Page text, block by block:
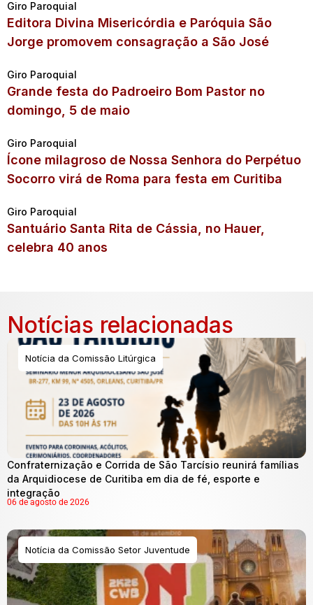
Giro Paroquial
Editora Divina Misericórdia e Paróquia São
Jorge promovem consagração a São José
Giro Paroquial
Grande festa do Padroeiro Bom Pastor no
domingo, 5 de maio
Giro Paroquial
Ícone milagroso de Nossa Senhora do Perpétuo
Socorro virá de Roma para festa em Curitiba
Giro Paroquial
Santuário Santa Rita de Cássia, no Hauer,
celebra 40 anos
Notícias relacionadas
Notícia da Comissão Litúrgica
Confraternização e Corrida de São Tarcísio reunirá famílias
da Arquidiocese de Curitiba em dia de fé, esporte e
integração
06 de agosto de 2026
Notícia da Comissão Setor Juventude